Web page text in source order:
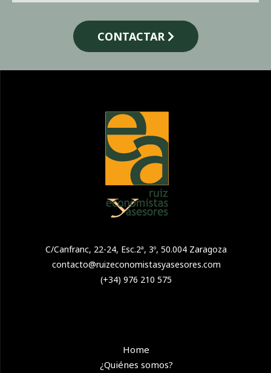
CONTACTAR
C/Canfranc, 22-24, Esc.2ª, 3º, 50.004 Zaragoza
contacto@ruizeconomistasyasesores.com
(+34) 976 210 575
Home
¿Quiénes somos?